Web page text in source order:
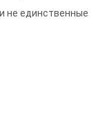
не единственные